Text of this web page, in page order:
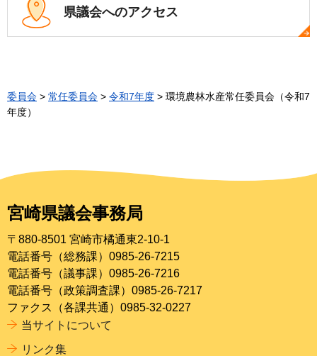
県議会へのアクセス
委員会 > 常任委員会 > 令和7年度 > 環境農林水産常任委員会（令和7
年度）
宮崎県議会事務局
〒880-8501 宮崎市橘通東2-10-1
電話番号（総務課）0985-26-7215
電話番号（議事課）0985-26-7216
電話番号（政策調査課）0985-26-7217
ファクス（各課共通）0985-32-0227
当サイトについて
リンク集